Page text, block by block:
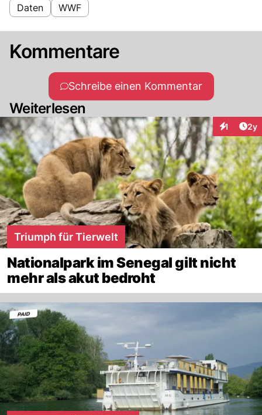
Daten WWF
Kommentare
Schreibe einen Kommentar
Weiterlesen
1 2y
Triumph für Tierwelt
Nationalpark im Senegal gilt nicht
mehr als akut bedroht